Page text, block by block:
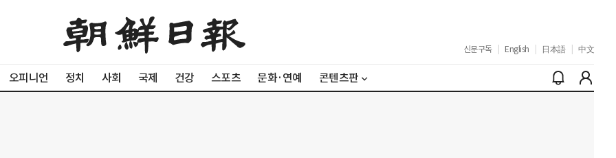
신문구독 English 日本語 中文
오피니언 정치 사회 국제 건강 스포츠 문화·연예 콘텐츠판